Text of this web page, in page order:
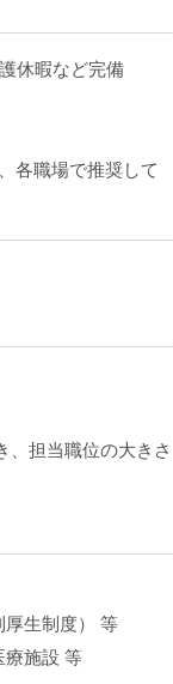
休暇など完備
各職場で推奨して
担当職位の大きさ
厚生制度） 等
療施設 等